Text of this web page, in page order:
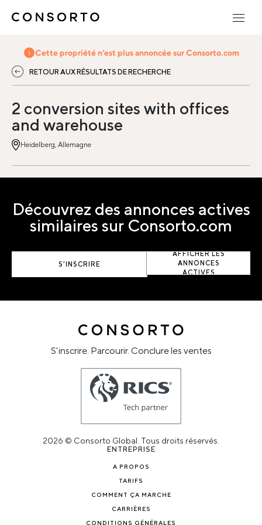
Cette propriété n'est plus annoncée sur Consorto.com
RETOUR AUX RÉSULTATS DE RECHERCHE
2 conversion sites with offices
and warehouse
Heidelberg, Allemagne
Découvrez des annonces actives
similaires sur Consorto.com
S'INSCRIRE
AFFICHER LES
ANNONCES
ACTIVES
S'inscrire. Parcourir. Conclure les ventes
2026 © Consorto Global. Tous droits réservés.
ENTREPRISE
A PROPOS
TARIFS
COMMENT ÇA MARCHE
CARRIÈRES
CONDITIONS GÉNÉRALES